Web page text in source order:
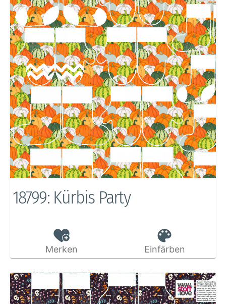
18799: Kürbis Party
Merken Einfärben